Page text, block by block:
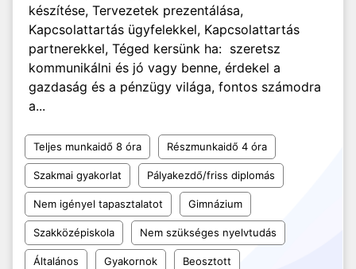
készítése, Tervezetek prezentálása,
Kapcsolattartás ügyfelekkel, Kapcsolattartás
partnerekkel, Téged kersünk ha: szeretsz
kommunikálni és jó vagy benne, érdekel a
gazdaság és a pénzügy világa, fontos számodra
a...
Teljes munkaidő 8 óra Részmunkaidő 4 óra
Szakmai gyakorlat Pályakezdő/friss diplomás
Nem igényel tapasztalatot Gimnázium
Szakközépiskola Nem szükséges nyelvtudás
Általános Gyakornok Beosztott